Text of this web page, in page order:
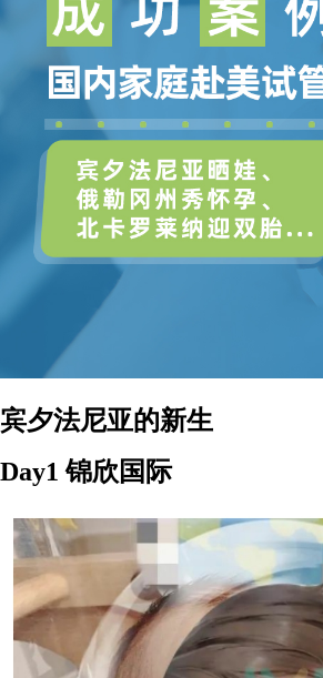
宾夕法尼亚的新生
Day1 锦欣国际